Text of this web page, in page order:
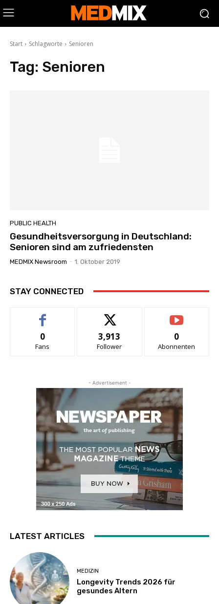
Start Schlagworte Senioren
Tag: Senioren
PUBLIC HEALTH
Gesundheitsversorgung in Deutschland:
Senioren sind am zufriedensten
MEDMIX Newsroom - 1. Oktober 2019
STAY CONNECTED
0
Fans
3,913
Follower
0
Abonnenten
- Advertisement -
LATEST ARTICLES
MEDIZIN
Longevity Trends 2026 für
gesundes Altern